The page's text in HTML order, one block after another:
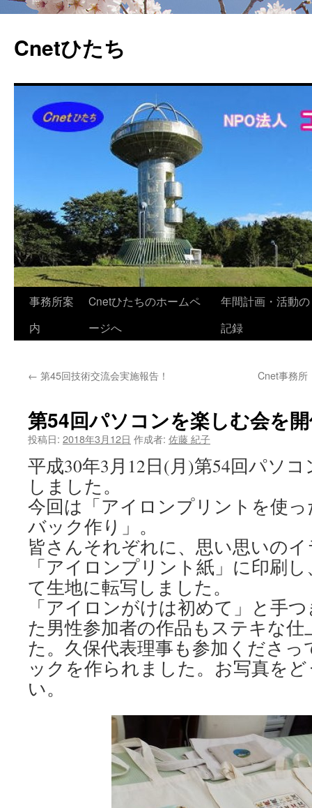
Cnetひたち
コ
ン
へ
ス
ッ
プ
事務所案
内
Cnetひたちのホームペ
ージへ
年間計画・活動の
記録
← 第45回技術交流会実施報告！ Cnet事務
第54回パソコンを楽しむ会を
投稿日: 2018年3月12日 作成者: 佐藤 紀子
平成30年3月12日(月)第54回パソ
しました。
今回は「アイロンプリントを使
バック作り」。
皆さんそれぞれに、思い思いの
「アイロンプリント紙」に印刷
て生地に転写しました。
「アイロンがけは初めて」と手
た男性参加者の作品もステキな
た。久保代表理事も参加くださ
ックを作られました。お写真を
い。